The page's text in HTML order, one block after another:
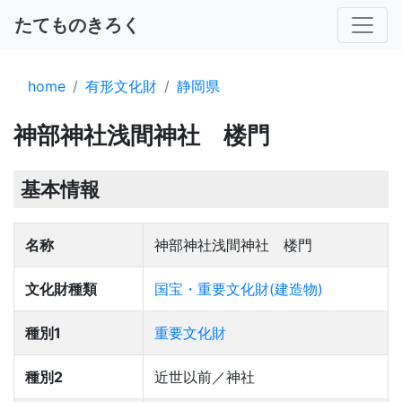
たてものきろく
home 有形文化財 静岡県
神部神社浅間神社 楼門
基本情報
名称 神部神社浅間神社 楼門
文化財種類 国宝・重要文化財(建造物)
種別1 重要文化財
種別2 近世以前／神社